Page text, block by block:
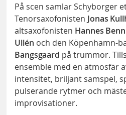
På scen samlar Schyborger
Tenorsaxofonisten Jonas
altsaxofonisten Hannes
Ullén och den Köpenhamn-
Bangsgaard på trummor.
ensemble med en atmosfär
intensitet, briljant samspel,
pulserande rytmer och
improvisationer.